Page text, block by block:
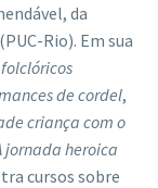
da
Rio). Em sua
de cordel,
criança com o
jornada heroica
cursos sobre